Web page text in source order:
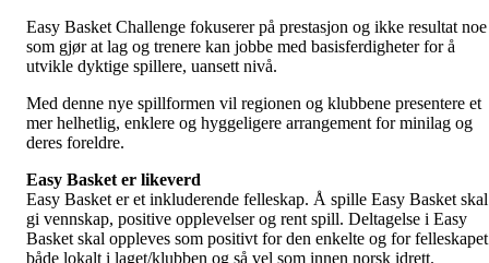
Easy Basket Challenge fokuserer på prestasjon og ikke resultat noe
som gjør at lag og trenere kan jobbe med basisferdigheter for å
utvikle dyktige spillere, uansett nivå.
Med denne nye spillformen vil regionen og klubbene presentere et
mer helhetlig, enklere og hyggeligere arrangement for minilag og
deres foreldre.
Easy Basket er likeverd
Easy Basket er et inkluderende felleskap. Å spille Easy Basket skal
gi vennskap, positive opplevelser og rent spill. Deltagelse i Easy
Basket skal oppleves som positivt for den enkelte og for felleskapet
både lokalt i laget/klubben og så vel som innen norsk idrett.